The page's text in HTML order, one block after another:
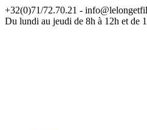
+32(0)71/72.70.21 -
Du lundi au jeudi de 8h à 12h et de